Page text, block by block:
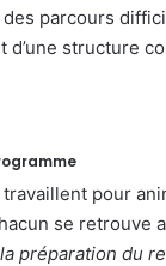
parcours
d’une structure
pour
se retrouve
préparation du